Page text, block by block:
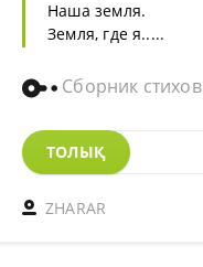
Наша земля.
Земля, где я.....
Сборник стихов
ТОЛЫҚ
ZHARAR